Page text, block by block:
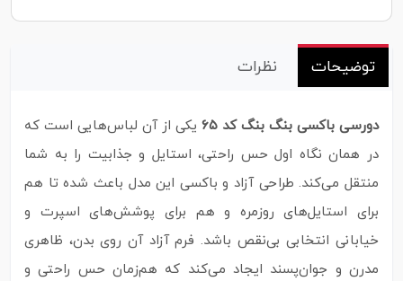
توضیحات نظرات
دورسی باکسی بنگ بنگ کد ۶۵
یکی از آن لباس‌هایی است که
در همان نگاه اول حس راحتی، استایل و جذابیت را به شما
منتقل می‌کند. طراحی آزاد و باکسی این مدل باعث شده تا هم
برای استایل‌های روزمره و هم برای پوشش‌های اسپرت و
خیابانی انتخابی بی‌نقص باشد. فرم آزاد آن روی بدن، ظاهری
مدرن و جوان‌پسند ایجاد می‌کند که هم‌زمان حس راحتی و